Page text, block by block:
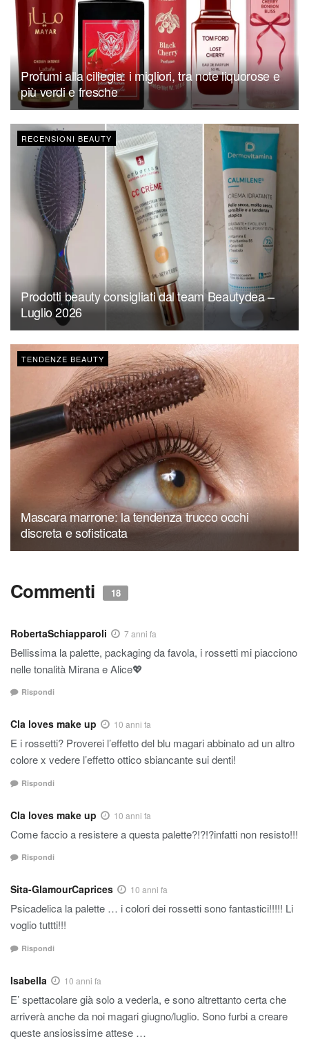
Profumi alla ciliegia: i migliori, tra note liquorose e
più verdi e fresche
RECENSIONI BEAUTY
Prodotti beauty consigliati dal team Beautydea –
Luglio 2026
TENDENZE BEAUTY
Mascara marrone: la tendenza trucco occhi
discreta e sofisticata
Commenti 18
RobertaSchiapparoli 7 anni fa
Bellissima la palette, packaging da favola, i rossetti mi piacciono
nelle tonalità Mirana e Alice💖
Rispondi
Cla loves make up 10 anni fa
E i rossetti? Proverei l’effetto del blu magari abbinato ad un altro
colore x vedere l’effetto ottico sbiancante sui denti!
Rispondi
Cla loves make up 10 anni fa
Come faccio a resistere a questa palette?!?!?infatti non resisto!!!
Rispondi
Sita-GlamourCaprices 10 anni fa
Psicadelica la palette … i colori dei rossetti sono fantastici!!!!! Li
voglio tuttti!!!
Rispondi
Isabella 10 anni fa
E’ spettacolare già solo a vederla, e sono altrettanto certa che
arriverà anche da noi magari giugno/luglio. Sono furbi a creare
queste ansiosissime attese …